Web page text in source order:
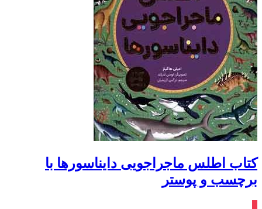
کتاب اطلس ماجراجویی دایناسور‌ها با‌‌
برچسب‌ و‌ پوستر